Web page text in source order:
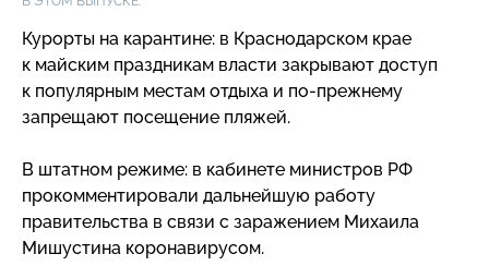
Курорты на карантине: в Краснодарском крае
к майским праздникам власти закрывают доступ
к популярным местам отдыха и по-прежнему
запрещают посещение пляжей.
В штатном режиме: в кабинете министров РФ
прокомментировали дальнейшую работу
правительства в связи с заражением Михаила
Мишустина коронавирусом.